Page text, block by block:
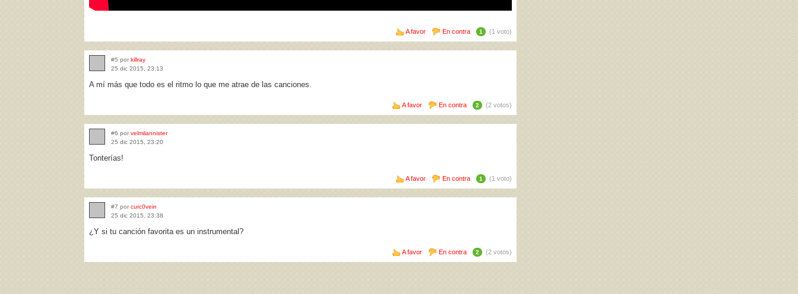
A favor En contra 1 (1 voto)
#5 por killray
25 dic 2015, 23:13
A mí más que todo es el ritmo lo que me atrae de las canciones.
A favor En contra 2 (2 votos)
#6 por velmilannister
25 dic 2015, 23:20
Tonterías!
A favor En contra 1 (1 voto)
#7 por curc0vein
25 dic 2015, 23:38
¿Y si tu canción favorita es un instrumental?
A favor En contra 2 (2 votos)